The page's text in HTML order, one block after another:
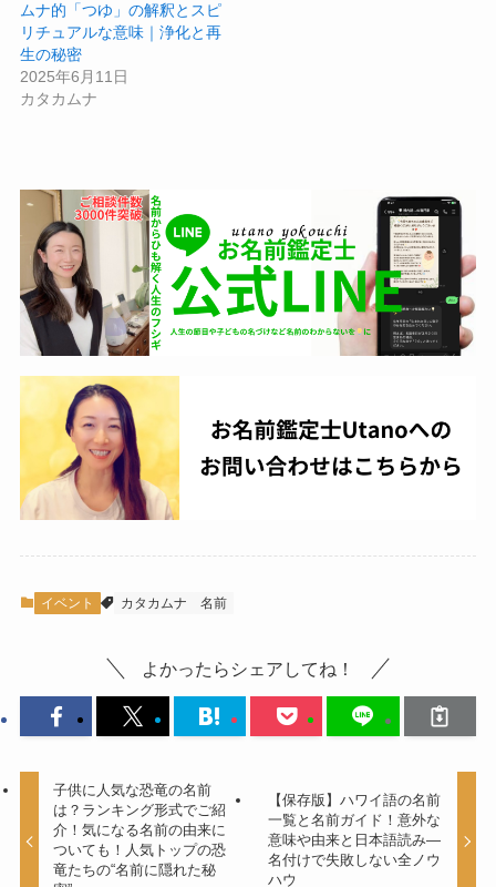
ムナ的「つゆ」の解釈とスピ
リチュアルな意味｜浄化と再
生の秘密
2025年6月11日
カタカムナ
イベント カタカムナ 名前
よかったらシェアしてね！
子供に人気な恐竜の名前
は？ランキング形式でご紹
介！気になる名前の由来に
ついても！人気トップの恐
竜たちの“名前に隠れた秘
【保存版】ハワイ語の名前
一覧と名前ガイド！意外な
意味や由来と日本語読み―
名付けで失敗しない全ノウ
ハウ